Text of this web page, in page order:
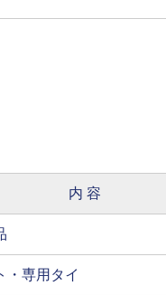
内 容
・専用タイ